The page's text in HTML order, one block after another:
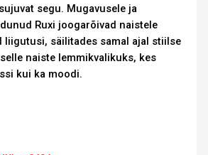
segu. Mugavusele ja
Ruxi joogarõivad naistele
liigutusi, säilitades samal ajal stiilse
naiste lemmikvalikuks, kes
kui ka moodi.